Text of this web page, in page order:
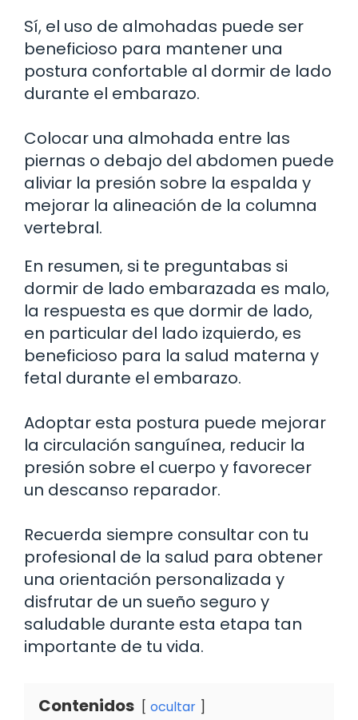
Sí, el uso de almohadas puede ser
beneficioso para mantener una
postura confortable al dormir de lado
durante el embarazo.
Colocar una almohada entre las
piernas o debajo del abdomen puede
aliviar la presión sobre la espalda y
mejorar la alineación de la columna
vertebral.
En resumen, si te preguntabas si
dormir de lado embarazada es malo,
la respuesta es que dormir de lado,
en particular del lado izquierdo, es
beneficioso para la salud materna y
fetal durante el embarazo.
Adoptar esta postura puede mejorar
la circulación sanguínea, reducir la
presión sobre el cuerpo y favorecer
un descanso reparador.
Recuerda siempre consultar con tu
profesional de la salud para obtener
una orientación personalizada y
disfrutar de un sueño seguro y
saludable durante esta etapa tan
importante de tu vida.
Contenidos ocultar